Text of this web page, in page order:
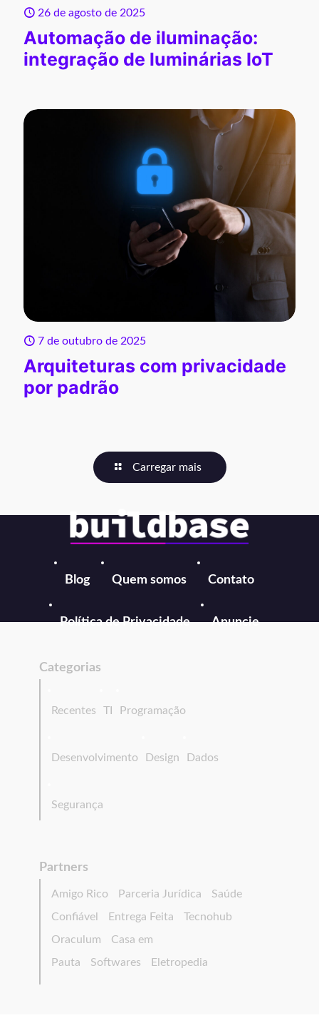
26 de agosto de 2025
Automação de iluminação:
integração de luminárias IoT
7 de outubro de 2025
Arquiteturas com privacidade
por padrão
Carregar mais
Blog Quem somos Contato
Política de Privacidade Anuncie
Categorias
Recentes TI Programação
Desenvolvimento Design Dados
Segurança
Partners
Amigo Rico Parceria Jurídica
Saúde
Confiável
Entrega Feita
Tecnohub
Oraculum
Casa em
Pauta
Softwares Eletropedia